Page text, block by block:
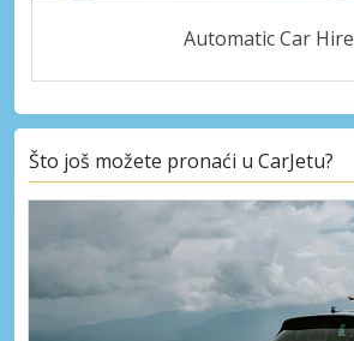
Automatic Car Hire
Što još možete pronaći u CarJetu?